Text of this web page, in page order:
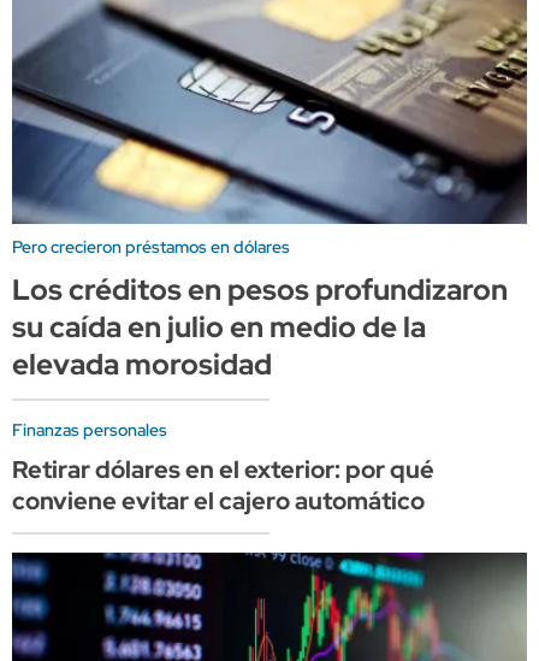
Pero crecieron préstamos en dólares
Los créditos en pesos profundizaron
su caída en julio en medio de la
elevada morosidad
Finanzas personales
Retirar dólares en el exterior: por qué
conviene evitar el cajero automático